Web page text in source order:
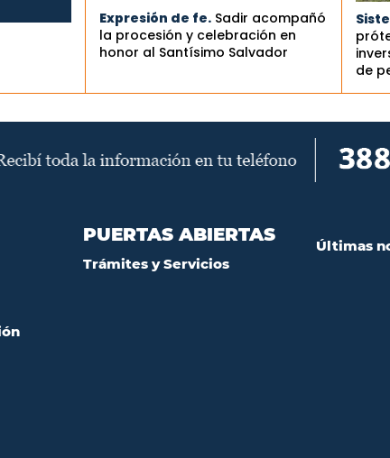
Expresión de fe. Sadir acompañó
la procesión y celebración en
honor al Santísimo Salvador
de
PUERTAS ABIERTAS
Trámites y Servicios
Últimas